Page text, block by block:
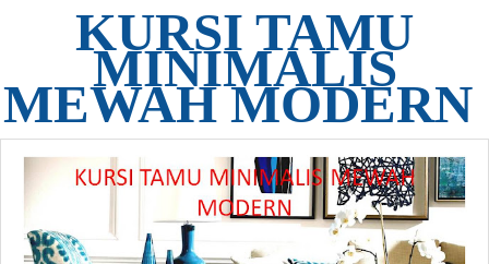
KURSI TAMU
MINIMALIS
MEWAH MODERN